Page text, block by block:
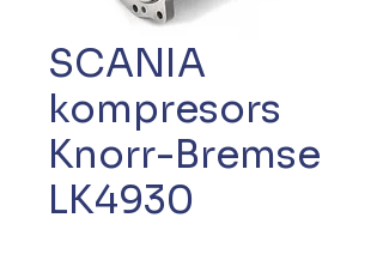
SCANIA
kompresors
Knorr-Bremse
LK4930